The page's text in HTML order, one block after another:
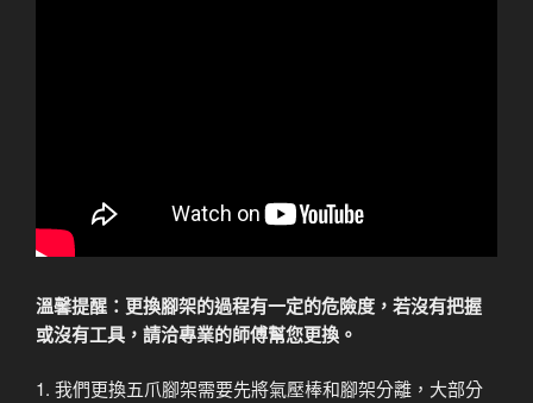
溫馨提醒：更換腳架的過程有一定的危險度，若沒有把握
或沒有工具，請洽專業的師傅幫您更換。
1. 我們更換五爪腳架需要先將氣壓棒和腳架分離，大部分